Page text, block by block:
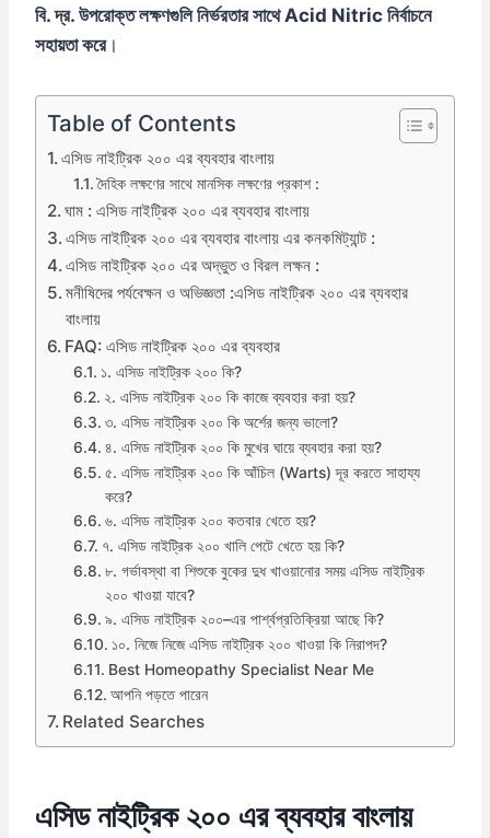
বি. দ্র. উপরোক্ত লক্ষণগুলি নির্ভরতার সাথে Acid Nitric নির্বাচনে
সহায়তা করে।
Table of Contents
এসিড নাইট্রিক ২০০ এর ব্যবহার বাংলায়
দৈহিক লক্ষণের সাথে মানসিক লক্ষণের প্রকাশ :
ঘাম : এসিড নাইট্রিক ২০০ এর ব্যবহার বাংলায়
এসিড নাইট্রিক ২০০ এর ব্যবহার বাংলায় এর কনকমিট্যান্ট :
এসিড নাইট্রিক ২০০ এর অদ্ভুত ও বিরল লক্ষন :
মনীষিদের পর্যবেক্ষন ও অভিজ্ঞতা :এসিড নাইট্রিক ২০০ এর ব্যবহার
বাংলায়
FAQ: এসিড নাইট্রিক ২০০ এর ব্যবহার
১. এসিড নাইট্রিক ২০০ কি?
২. এসিড নাইট্রিক ২০০ কি কাজে ব্যবহার করা হয়?
৩. এসিড নাইট্রিক ২০০ কি অর্শের জন্য ভালো?
৪. এসিড নাইট্রিক ২০০ কি মুখের ঘায়ে ব্যবহার করা হয়?
৫. এসিড নাইট্রিক ২০০ কি আঁচিল (Warts) দূর করতে সাহায্য
করে?
৬. এসিড নাইট্রিক ২০০ কতবার খেতে হয়?
৭. এসিড নাইট্রিক ২০০ খালি পেটে খেতে হয় কি?
৮. গর্ভাবস্থা বা শিশুকে বুকের দুধ খাওয়ানোর সময় এসিড নাইট্রিক
২০০ খাওয়া যাবে?
৯. এসিড নাইট্রিক ২০০–এর পার্শ্বপ্রতিক্রিয়া আছে কি?
১০. নিজে নিজে এসিড নাইট্রিক ২০০ খাওয়া কি নিরাপদ?
Best Homeopathy Specialist Near Me
আপনি পড়তে পারেন
Related Searches
এসিড নাইট্রিক ২০০ এর ব্যবহার বাংলায়